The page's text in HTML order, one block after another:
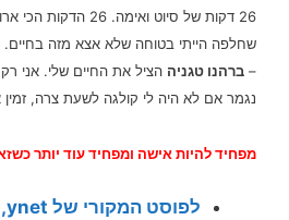
26 דקות של סיוט
שחלפה הייתי בטוחה שלא אצא מזה בחיים.
– ברהנו טגניה הציל את החיים שלי. אני
נגמר אם לא היה לי קולגה לשעת צרה,
מפחיד להיות אישה ומפחיד עוד יותר
לפוסט המקורי של ynet, לחצו כאן.